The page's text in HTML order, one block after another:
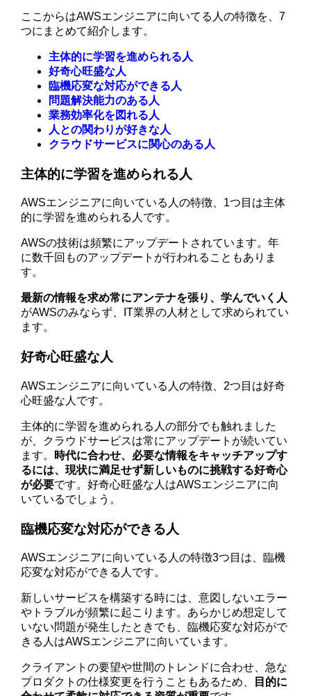
ここからはAWSエンジニアに向いてる人の特徴を、7
つにまとめて紹介します。
主体的に学習を進められる人
好奇心旺盛な人
臨機応変な対応ができる人
問題解決能力のある人
業務効率化を図れる人
人との関わりが好きな人
クラウドサービスに関心のある人
主体的に学習を進められる人
AWSエンジニアに向いている人の特徴、1つ目は主体
的に学習を進められる人です。
AWSの技術は頻繁にアップデートされています。年
に数千回ものアップデートが行われることもありま
す。
最新の情報を求め常にアンテナを張り、学んでいく人
がAWSのみならず、IT業界の人材として求められてい
ます。
好奇心旺盛な人
AWSエンジニアに向いている人の特徴、2つ目は好奇
心旺盛な人です。
主体的に学習を進められる人の部分でも触れました
が、クラウドサービスは常にアップデートが続いてい
ます。 時代に合わせ、必要な情報をキャッチアップす
るには、現状に満足せず新しいものに挑戦する好奇心
が必要です。好奇心旺盛な人はAWSエンジニアに向
いているでしょう。
臨機応変な対応ができる人
AWSエンジニアに向いている人の特徴3つ目は、臨機
応変な対応ができる人です。
新しいサービスを構築する時には、意図しないエラー
やトラブルが頻繁に起こります。あらかじめ想定して
いない問題が発生したときでも、臨機応変な対応がで
きる人はAWSエンジニアに向いています。
クライアントの要望や世間のトレンドに合わせ、急な
プロダクトの仕様変更を行うこともあるため、
目的に